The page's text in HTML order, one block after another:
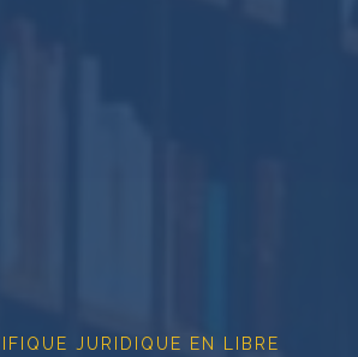
JURIDIQUE EN LIBRE